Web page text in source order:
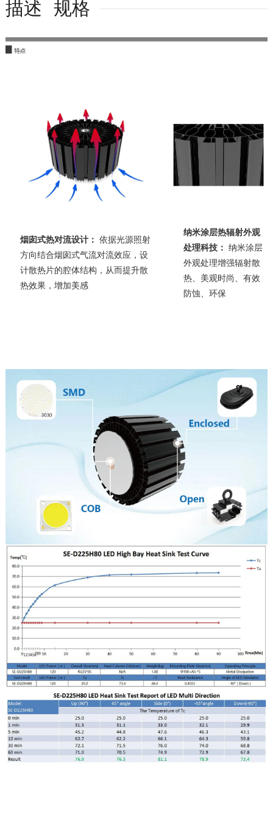
描述 规格
烟囱式热对流设计： 依据光源照射
方向结合烟囱式气流对流效应，设
计散热片的腔体结构，从而提升散
热效果，增加美感
纳米涂层热辐射外观
处理科技： 纳米涂层
外观处理增强辐射散
热、美观时尚、有效
防蚀、环保